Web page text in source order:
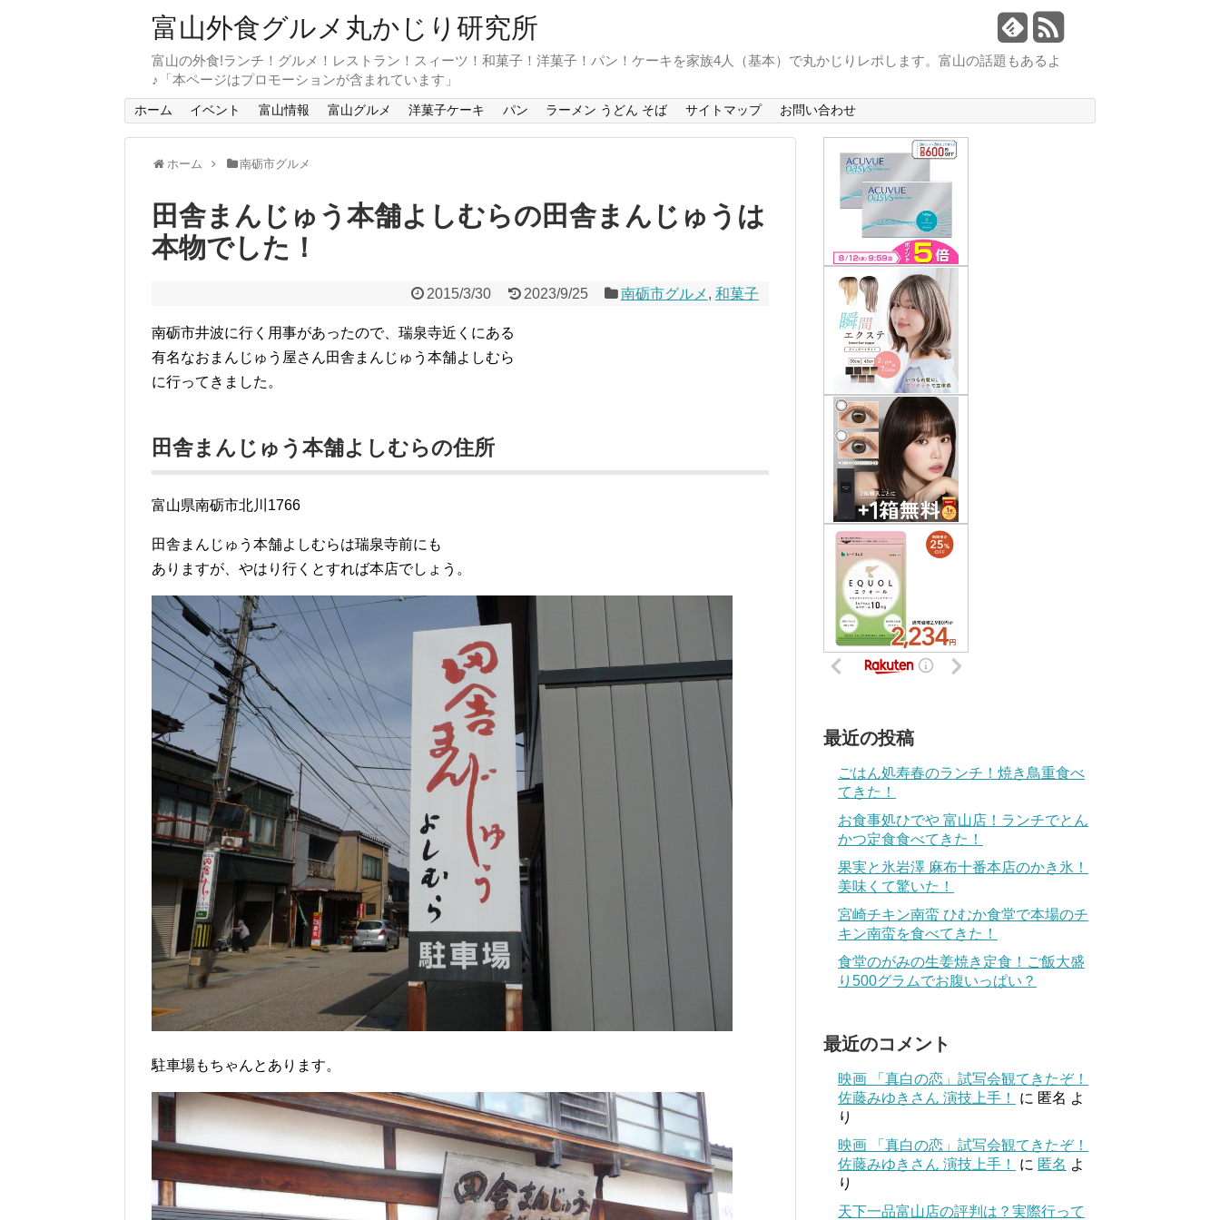
富山外食グルメ丸かじり研究所
富山の外食!ランチ！グルメ！レストラン！スィーツ！和菓子！洋菓子！パン！ケーキを家族4人（基本）で丸かじりレポします。富山の話題もあるよ
♪「本ページはプロモーションが含まれています」
ホーム イベント 富山情報 富山グルメ 洋菓子ケーキ パン ラーメン うどん そば サイトマップ お問い合わせ
ホーム 南砺市グルメ
田舎まんじゅう本舗よしむらの田舎まんじゅうは
本物でした！
2015/3/30 2023/9/25 南砺市グルメ , 和菓子
南砺市井波に行く用事があったので、瑞泉寺近くにある
有名なおまんじゅう屋さん田舎まんじゅう本舗よしむら
に行ってきました。
田舎まんじゅう本舗よしむらの住所
富山県南砺市北川1766
田舎まんじゅう本舗よしむらは瑞泉寺前にも
ありますが、やはり行くとすれば本店でしょう。
駐車場もちゃんとあります。
最近の投稿
ごはん処寿春のランチ！焼き鳥重食べ
てきた！
お食事処ひでや 富山店！ランチでとん
かつ定食食べてきた！
果実と氷岩澤 麻布十番本店のかき氷！
美味くて驚いた！
宮崎チキン南蛮 ひむか食堂で本場のチ
キン南蛮を食べてきた！
食堂のがみの生姜焼き定食！ご飯大盛
り500グラムでお腹いっぱい？
最近のコメント
映画 「真白の恋」試写会観てきたぞ！
佐藤みゆきさん 演技上手！
に 匿名 よ
り
映画 「真白の恋」試写会観てきたぞ！
佐藤みゆきさん 演技上手！
に 匿名 よ
り
天下一品富山店の評判は？実際行って